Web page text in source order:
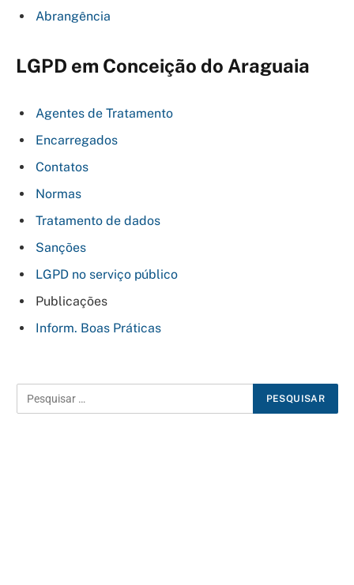
Abrangência
LGPD em Conceição do Araguaia
Agentes de Tratamento
Encarregados
Contatos
Normas
Tratamento de dados
Sanções
LGPD no serviço público
Publicações
Inform. Boas Práticas